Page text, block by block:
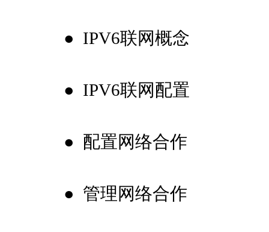
● IPV6联网概念
● IPV6联网配置
● 配置网络合作
● 管理网络合作